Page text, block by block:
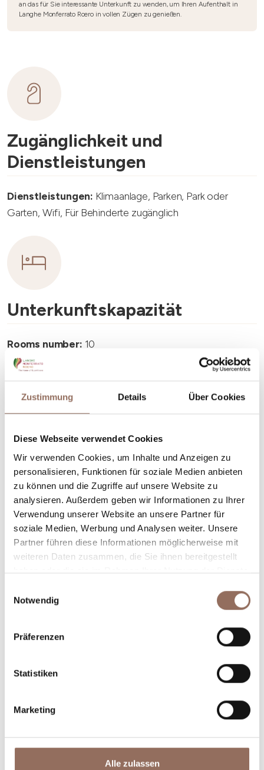
Zustimmung Details Über Cookies
Diese Webseite verwendet Cookies
Wir verwenden Cookies, um Inhalte und Anzeigen zu
personalisieren, Funktionen für soziale Medien anbieten
zu können und die Zugriffe auf unsere Website zu
analysieren. Außerdem geben wir Informationen zu Ihrer
Verwendung unserer Website an unsere Partner für
soziale Medien, Werbung und Analysen weiter. Unsere
Partner führen diese Informationen möglicherweise mit
weiteren Daten zusammen, die Sie ihnen bereitgestellt
haben oder die sie im Rahmen Ihrer Nutzung der Dienste
Notwendig
Präferenzen
Statistiken
Marketing
Alle zulassen
an das für Sie interessante Unterkunft zu wenden, um Ihren Aufenthalt in
Langhe Monferrato Roero in vollen Zügen zu genießen.
Zugänglichkeit und
Dienstleistungen
Dienstleistungen: Klimaanlage, Parken, Park oder
Garten, Wifi, Für Behinderte zugänglich
Unterkunftskapazität
Rooms number: 10
Anzahl Wohnungen:
Anzahl Badezimmer:10
Beds number:
Dein Urlaub
Plane, wo du übernachtest und isst, was du in jedem
Winkel des Langhe Monferrato Roero unternehmen
willst, mit einem Blick aufs Wetter in Echtzeit.
Unterkünfte
Essen und